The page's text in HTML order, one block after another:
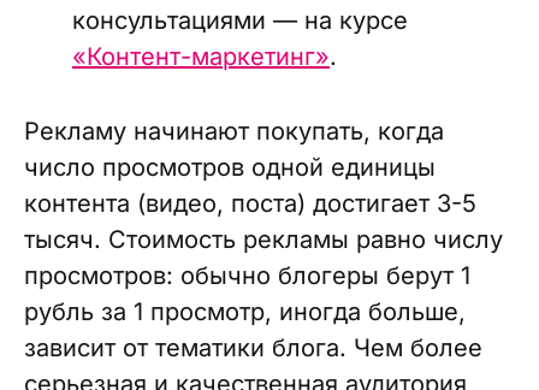
консультациями — на курсе
«Контент-маркетинг».
Рекламу начинают покупать, когда
число просмотров одной единицы
контента (видео, поста) достигает 3-5
тысяч. Стоимость рекламы равно числу
просмотров: обычно блогеры берут 1
рубль за 1 просмотр, иногда больше,
зависит от тематики блога. Чем более
серьезная и качественная аудитория,